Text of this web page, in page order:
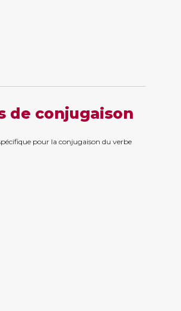
de conjugaison
pour la conjugaison du verbe